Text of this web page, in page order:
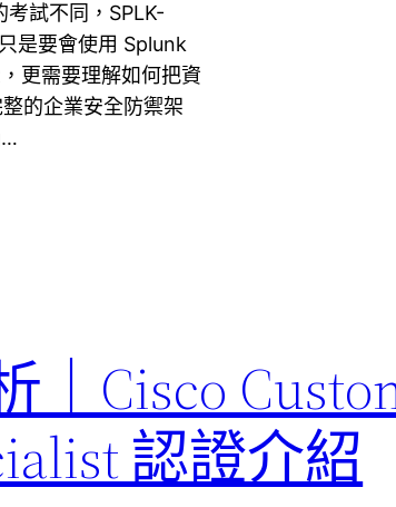
試不同，SPLK-
是要會使用 Splunk
更需要理解如何把資
的企業安全防禦架
｜Cisco
認證介紹